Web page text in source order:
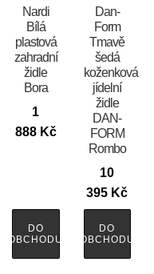
Nardi
Bílá
plastová
zahradní
židle
Bora
1
888 Kč
DO
OBCHODU
​​​​​Dan-
Form
Tmavě
šedá
koženková
jídelní
židle
DAN-
FORM
Rombo
10
395 Kč
DO
OBCHODU